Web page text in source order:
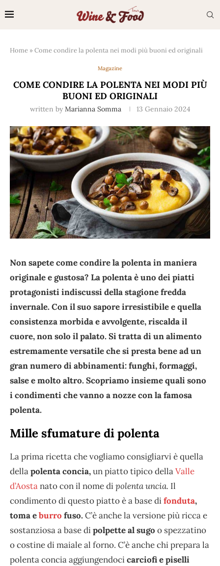
Home »Come condire la polenta nei modi più buoni ed originali
Magazine
COME CONDIRE LA POLENTA NEI MODI PIÙ
BUONI ED ORIGINALI
written by Marianna Somma 13 Gennaio 2024
Non sapete come condire la polenta in maniera
originale e gustosa? La polenta è uno dei piatti
protagonisti indiscussi della stagione fredda
invernale. Con il suo sapore irresistibile e quella
consistenza morbida e avvolgente, riscalda il
cuore, non solo il palato. Si tratta di un alimento
estremamente versatile che si presta bene ad un
gran numero di abbinamenti: funghi, formaggi,
salse e molto altro. Scopriamo insieme quali sono
i condimenti che vanno a nozze con la famosa
polenta.
Mille sfumature di polenta
La prima ricetta che vogliamo consigliarvi è quella
dellapolenta concia,un piatto tipico dellaValle
d’Aostanato con il nome dipolenta uncia. Il
condimento di questo piatto è a base difonduta,
toma eburro fuso. C’è anche la versione più ricca e
sostanziosa a base dipolpette al sugo o spezzatino
o costine di maiale al forno. C’è anche chi prepara la
polenta concia aggiungendocicarciofi e piselli